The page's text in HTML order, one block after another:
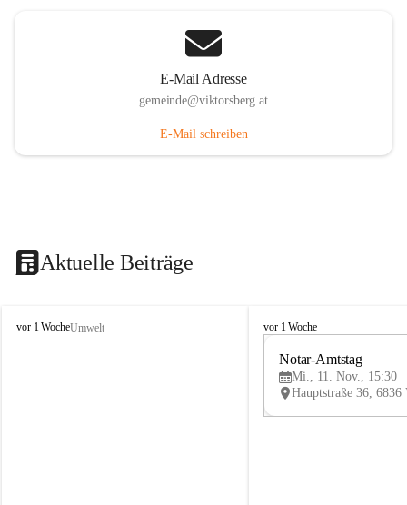
E-Mail Adresse
gemeinde@viktorsberg.at
E-Mail schreiben
Aktuelle Beiträge
V
vor 1 WocheUmwelt
V
vor 1 Woche
Notar-Amtstag
Mi., 11. Nov., 15:30